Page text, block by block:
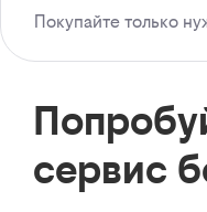
Покупайте только
сервис